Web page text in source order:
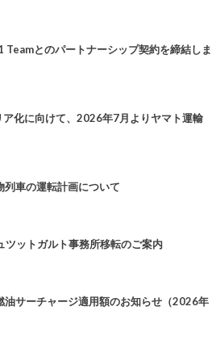
Teamとのパートナーシップ契約を締結しま
ア化に向けて、2026年7月よりヤマト運輸
列車の運転計画について
ツットガルト事務所移転のご案内
油サーチャージ適用額のお知らせ（2026年